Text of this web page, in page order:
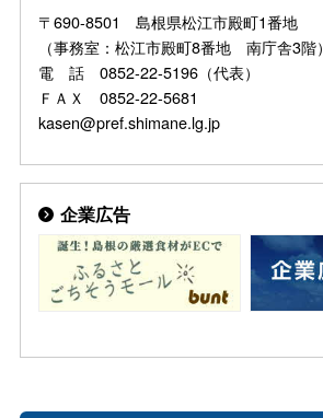
〒690-8501 島根県松江市殿町1番地
（事務室：松江市殿町8番地 南庁舎3階）
電 話 0852-22-5196（代表）
ＦＡＸ 0852-22-5681
kasen@pref.shimane.lg.jp
企業広告